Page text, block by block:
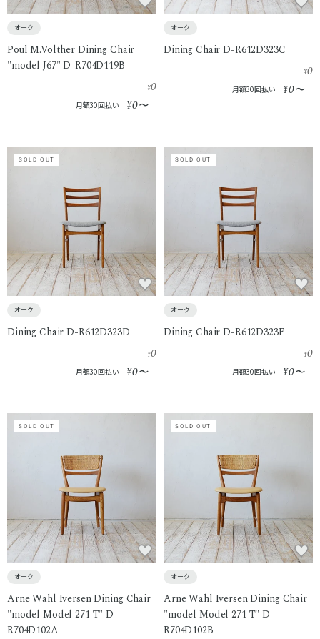
オーク
Poul M.Volther Dining Chair
"model J67" D-R704D119B
¥0
月額30回払い ¥0〜
オーク
Dining Chair D-R612D323C
¥0
月額30回払い ¥0〜
SOLD OUT
オーク
Dining Chair D-R612D323D
¥0
月額30回払い ¥0〜
SOLD OUT
オーク
Dining Chair D-R612D323F
¥0
月額30回払い ¥0〜
SOLD OUT
オーク
Arne Wahl Iversen Dining Chair
"model Model 271 T" D-
R704D102A
SOLD OUT
オーク
Arne Wahl Iversen Dining Chair
"model Model 271 T" D-
R704D102B